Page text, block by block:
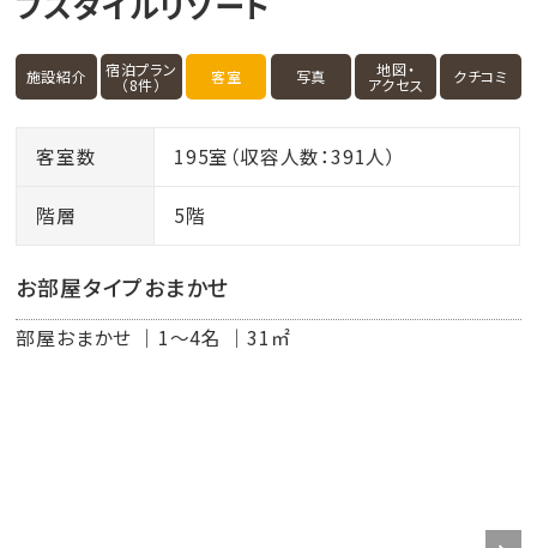
施設紹介 宿泊プラン
（8件） 客室 写真 地図・
アクセス クチコミ
客室数 195室（収容人数：391人）
階層 5階
お部屋タイプおまかせ
部屋おまかせ 1～4名 31㎡